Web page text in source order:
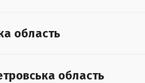
область
область